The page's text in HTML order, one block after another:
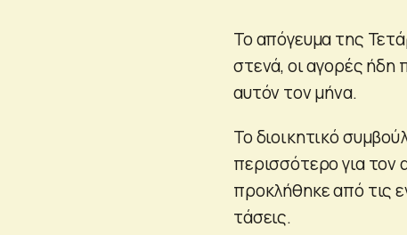
Το απόγευμα της
στενά, οι αγορές ήδη
αυτόν τον μήνα.
Το διοικητικό
περισσότερο για τον
προκλήθηκε από τις
τάσεις.